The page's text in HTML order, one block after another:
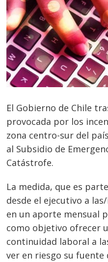
El Gobierno de Chile
provocada por los
zona centro-sur del
al Subsidio de
Catástrofe.
La medida, que es
desde el ejecutivo a
en un aporte mensual
como objetivo ofrecer
continuidad laboral a
ver en riesgo su